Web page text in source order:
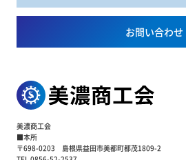
お問い合わせ
美濃商工会
■本所
〒698-0203 島根県益田市美都町都茂1809-2